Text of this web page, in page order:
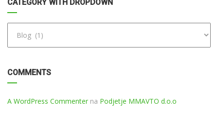
CATEGORY WITH DROPDOWN
COMMENTS
A WordPress Commenter na Podjetje MMAVTO d.o.o